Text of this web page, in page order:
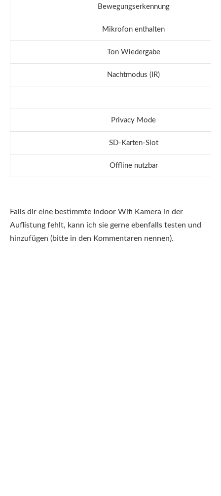
Bewegungserkennung
Mikrofon enthalten
Ton Wiedergabe
Nachtmodus (IR)
Privacy Mode
SD-Karten-Slot
Offline nutzbar
Falls dir eine bestimmte Indoor Wifi Kamera in der
Auflistung fehlt, kann ich sie gerne ebenfalls testen und
hinzufügen (bitte in den Kommentaren nennen).